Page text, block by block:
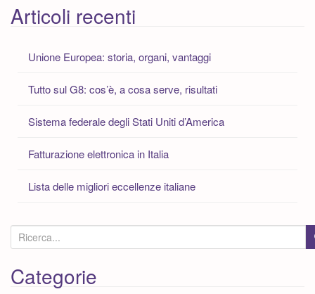
Articoli recenti
Unione Europea: storia, organi, vantaggi
Tutto sul G8: cos’è, a cosa serve, risultati
Sistema federale degli Stati Uniti d’America
Fatturazione elettronica in Italia
Lista delle migliori eccellenze italiane
e
r
c
Categorie